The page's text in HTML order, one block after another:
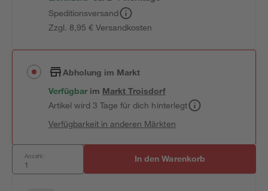
Speditionsversand
Zzgl. 8,95 € Versandkosten
Abholung im Markt
Verfügbar im MarktTroisdorf
Artikel wird 3 Tage für dich hinterlegt
Verfügbarkeit in anderen Märkten
Anzahl: In den Warenkorb